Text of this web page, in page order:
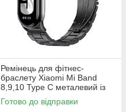
Ремінець для фітнес-
браслету Xiaomi Mi Band
8,9,10 Type С металевий із
застібкою чорний
Готово до відправки